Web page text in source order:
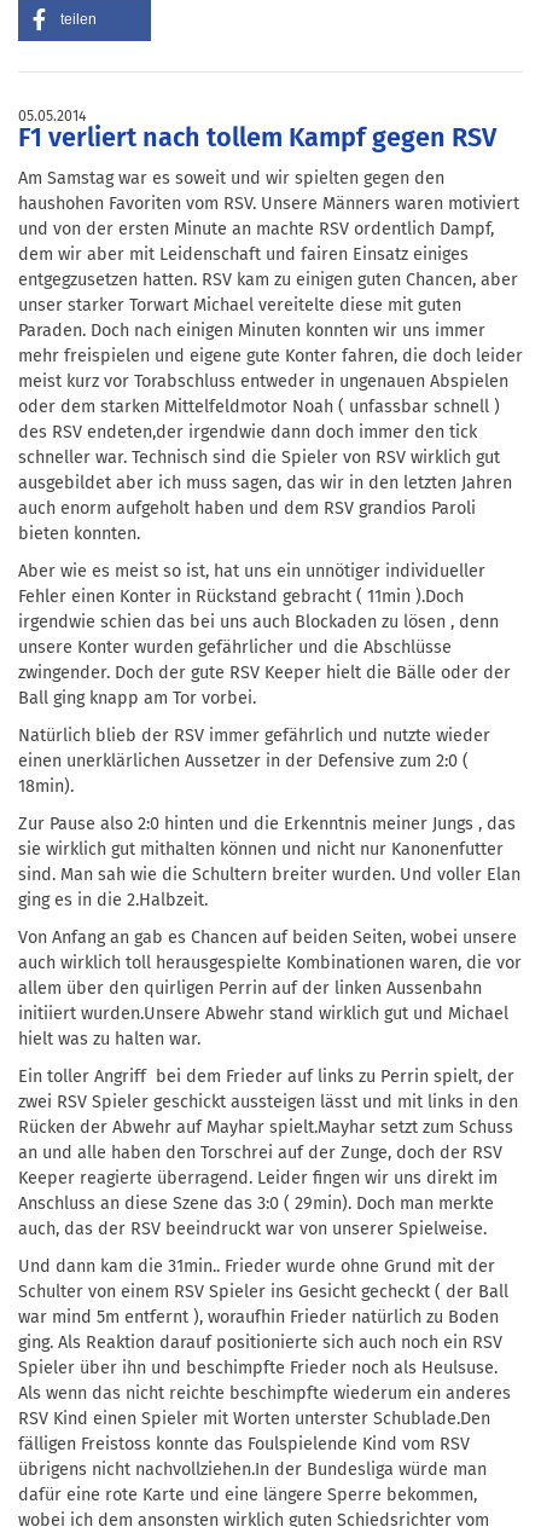
teilen
05.05.2014
F1 verliert nach tollem Kampf gegen RSV
Am Samstag war es soweit und wir spielten gegen den
haushohen Favoriten vom RSV. Unsere Männers waren motiviert
und von der ersten Minute an machte RSV ordentlich Dampf,
dem wir aber mit Leidenschaft und fairen Einsatz einiges
entgegzusetzen hatten. RSV kam zu einigen guten Chancen, aber
unser starker Torwart Michael vereitelte diese mit guten
Paraden. Doch nach einigen Minuten konnten wir uns immer
mehr freispielen und eigene gute Konter fahren, die doch leider
meist kurz vor Torabschluss entweder in ungenauen Abspielen
oder dem starken Mittelfeldmotor Noah ( unfassbar schnell )
des RSV endeten,der irgendwie dann doch immer den tick
schneller war. Technisch sind die Spieler von RSV wirklich gut
ausgebildet aber ich muss sagen, das wir in den letzten Jahren
auch enorm aufgeholt haben und dem RSV grandios Paroli
bieten konnten.
Aber wie es meist so ist, hat uns ein unnötiger individueller
Fehler einen Konter in Rückstand gebracht ( 11min ).Doch
irgendwie schien das bei uns auch Blockaden zu lösen , denn
unsere Konter wurden gefährlicher und die Abschlüsse
zwingender. Doch der gute RSV Keeper hielt die Bälle oder der
Ball ging knapp am Tor vorbei.
Natürlich blieb der RSV immer gefährlich und nutzte wieder
einen unerklärlichen Aussetzer in der Defensive zum 2:0 (
18min).
Zur Pause also 2:0 hinten und die Erkenntnis meiner Jungs , das
sie wirklich gut mithalten können und nicht nur Kanonenfutter
sind. Man sah wie die Schultern breiter wurden. Und voller Elan
ging es in die 2.Halbzeit.
Von Anfang an gab es Chancen auf beiden Seiten, wobei unsere
auch wirklich toll herausgespielte Kombinationen waren, die vor
allem über den quirligen Perrin auf der linken Aussenbahn
initiiert wurden.Unsere Abwehr stand wirklich gut und Michael
hielt was zu halten war.
Ein toller Angriff bei dem Frieder auf links zu Perrin spielt, der
zwei RSV Spieler geschickt aussteigen lässt und mit links in den
Rücken der Abwehr auf Mayhar spielt.Mayhar setzt zum Schuss
an und alle haben den Torschrei auf der Zunge, doch der RSV
Keeper reagierte überragend. Leider fingen wir uns direkt im
Anschluss an diese Szene das 3:0 ( 29min). Doch man merkte
auch, das der RSV beeindruckt war von unserer Spielweise.
Und dann kam die 31min.. Frieder wurde ohne Grund mit der
Schulter von einem RSV Spieler ins Gesicht gecheckt ( der Ball
war mind 5m entfernt ), woraufhin Frieder natürlich zu Boden
ging. Als Reaktion darauf positionierte sich auch noch ein RSV
Spieler über ihn und beschimpfte Frieder noch als Heulsuse.
Als wenn das nicht reichte beschimpfte wiederum ein anderes
RSV Kind einen Spieler mit Worten unterster Schublade.Den
fälligen Freistoss konnte das Foulspielende Kind vom RSV
übrigens nicht nachvollziehen.In der Bundesliga würde man
dafür eine rote Karte und eine längere Sperre bekommen,
wobei ich dem ansonsten wirklich guten Schiedsrichter vom